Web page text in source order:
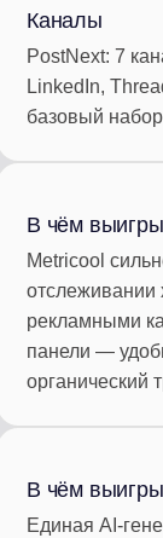
Каналы
PostNext: 7
LinkedIn,
базовый
В чём
Metricool
отслеживании
рекламными
панели —
органический
В чём
Единая AI-